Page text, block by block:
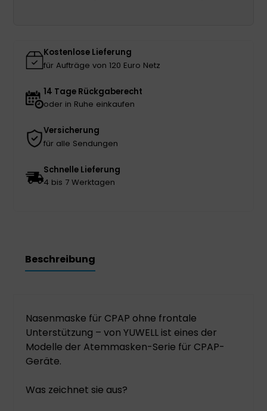
Kostenlose Lieferung
für Aufträge von 120 Euro Netz
14 Tage Rückgaberecht
oder in Ruhe einkaufen
Versicherung
für alle Sendungen
Schnelle Lieferung
4 bis 7 Werktagen
Beschreibung
Nasenmaske für CPAP ohne frontale
Unterstützung – von YUWELL ist eines der
Modelle der Atemmasken-Serie für CPAP-
Geräte.
Was zeichnet sie aus?